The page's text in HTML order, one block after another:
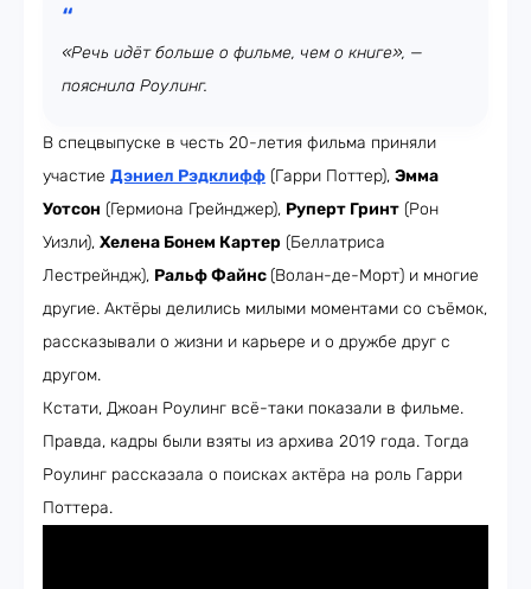
«Речь идёт больше о фильме, чем о книге», —
пояснила Роулинг.
В спецвыпуске в честь 20-летия фильма приняли
участие Дэниел Рэдклифф (Гарри Поттер), Эмма
Уотсон (Гермиона Грейнджер), Руперт Гринт (Рон
Уизли), Хелена Бонем Картер (Беллатриса
Лестрейндж), Ральф Файнс(Волан-де-Морт) и многие
другие. Актёры делились милыми моментами со съёмок,
рассказывали о жизни и карьере и о дружбе друг с
другом.
Кстати, Джоан Роулинг всё-таки показали в фильме.
Правда, кадры были взяты из архива 2019 года. Тогда
Роулинг рассказала о поисках актёра на роль Гарри
Поттера.